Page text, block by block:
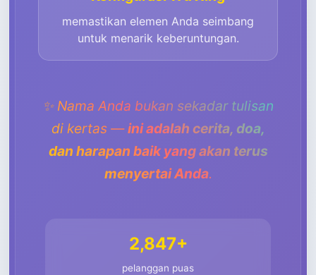
memastikan elemen Anda seimbang
untuk menarik keberuntungan.
✨ Nama Anda bukan sekadar tulisan
di kertas —ini adalah cerita, doa,
dan harapan baik yang akan terus
menyertai Anda.
2,847+
pelanggan puas